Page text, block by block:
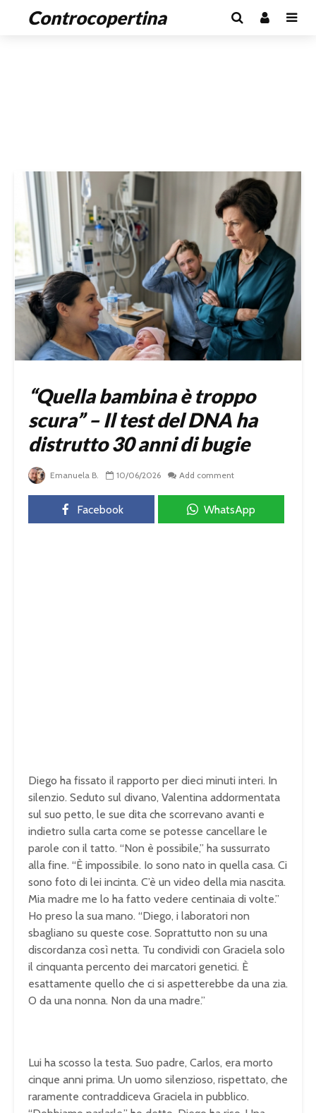
Controcopertina
“Quella bambina è troppo
scura” – Il test del DNA ha
distrutto 30 anni di bugie
Emanuela B. 10/06/2026 Add comment
Facebook WhatsApp
Diego ha fissato il rapporto per dieci minuti interi. In
silenzio. Seduto sul divano, Valentina addormentata
sul suo petto, le sue dita che scorrevano avanti e
indietro sulla carta come se potesse cancellare le
parole con il tatto. “Non è possibile,” ha sussurrato
alla fine. “È impossibile. Io sono nato in quella casa. Ci
sono foto di lei incinta. C’è un video della mia nascita.
Mia madre me lo ha fatto vedere centinaia di volte.”
Ho preso la sua mano. “Diego, i laboratori non
sbagliano su queste cose. Soprattutto non su una
discordanza così netta. Tu condividi con Graciela solo
il cinquanta percento dei marcatori genetici. È
esattamente quello che ci si aspetterebbe da una zia.
O da una nonna. Non da una madre.”
Lui ha scosso la testa. Suo padre, Carlos, era morto
cinque anni prima. Un uomo silenzioso, rispettato, che
raramente contraddiceva Graciela in pubblico.